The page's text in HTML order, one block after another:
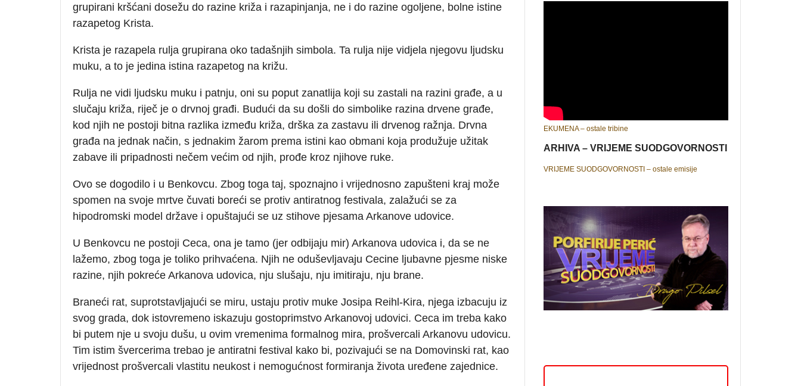
grupirani kršćani dosežu do razine križa i razapinjanja, ne i do razine ogoljene, bolne istine
razapetog Krista.
Krista je razapela rulja grupirana oko tadašnjih simbola. Ta rulja nije vidjela njegovu ljudsku
muku, a to je jedina istina razapetog na križu.
Rulja ne vidi ljudsku muku i patnju, oni su poput zanatlija koji su zastali na razini građe, a u
slučaju križa, riječ je o drvnoj građi. Budući da su došli do simbolike razina drvene građe,
kod njih ne postoji bitna razlika između križa, drška za zastavu ili drvenog ražnja. Drvna
građa na jednak način, s jednakim žarom prema istini kao obmani koja produžuje užitak
zabave ili pripadnosti nečem većim od njih, prođe kroz njihove ruke.
Ovo se dogodilo i u Benkovcu. Zbog toga taj, spoznajno i vrijednosno zapušteni kraj može
spomen na svoje mrtve čuvati boreći se protiv antiratnog festivala, zalažući se za
hipodromski model države i opuštajući se uz stihove pjesama Arkanove udovice.
U Benkovcu ne postoji Ceca, ona je tamo (jer odbijaju mir) Arkanova udovica i, da se ne
lažemo, zbog toga je toliko prihvaćena. Njih ne oduševljavaju Cecine ljubavne pjesme niske
razine, njih pokreće Arkanova udovica, nju slušaju, nju imitiraju, nju brane.
Braneći rat, suprotstavljajući se miru, ustaju protiv muke Josipa Reihl-Kira, njega izbacuju iz
svog grada, dok istovremeno iskazuju gostoprimstvo Arkanovoj udovici. Ceca im treba kako
bi putem nje u svoju dušu, u ovim vremenima formalnog mira, prošvercali Arkanovu udovicu.
Tim istim švercerima trebao je antiratni festival kako bi, pozivajući se na Domovinski rat, kao
vrijednost prošvercali vlastitu neukost i nemogućnost formiranja života uređene zajednice.
EKUMENA – ostale tribine
ARHIVA – VRIJEME SUODGOVORNOSTI
VRIJEME SUODGOVORNOSTI – ostale emisije